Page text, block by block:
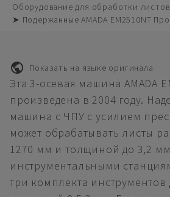
Оборудование для обработки
➤ Подержанные AMADA EM2510NT
Показать на языке оригинала
Эта 3-осевая машина AMADA
произведена в 2004 году.
машина с ЧПУ с усилием
может обрабатывать листы
1270 мм и толщиной до 3,2
инструментальными
три комплекта инструментов